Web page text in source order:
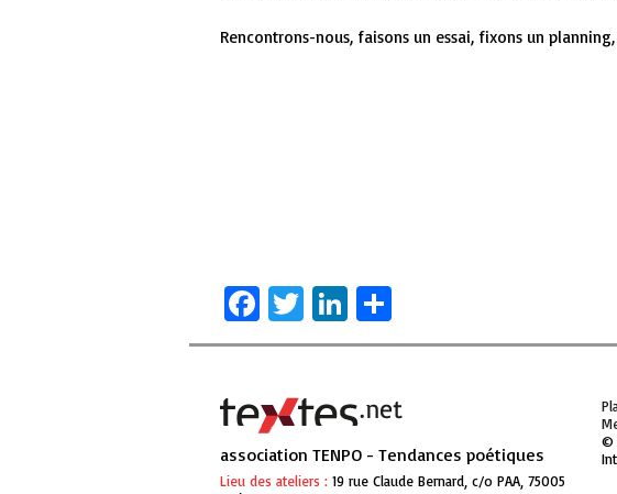
Rencontrons-nous, faisons un essai, fixons un
Facebook
TwitterLinkedIn
association TENPO - Tendances poétiques
Lieu des ateliers : 19 rue Claude Bernard, c/o PAA, 75005
©